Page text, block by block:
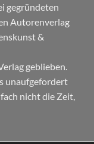
gegründeten
Autorenverlag
&
geblieben.
unaufgefordert
nicht die Zeit,